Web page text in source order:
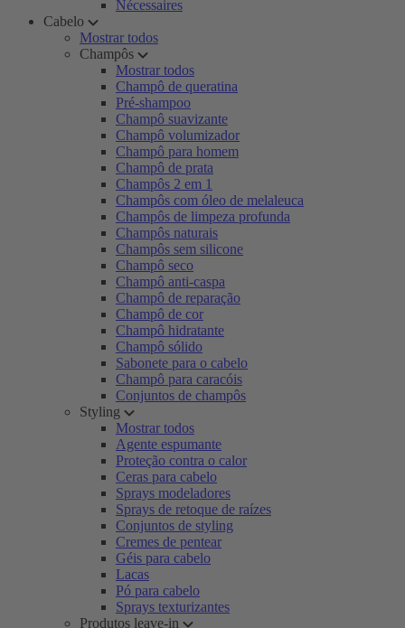
Nécessaires
Cabelo
Mostrar todos
Champôs
Mostrar todos
Champô de queratina
Pré-shampoo
Champô suavizante
Champô volumizador
Champô para homem
Champô de prata
Champôs 2 em 1
Champôs com óleo de melaleuca
Champôs de limpeza profunda
Champôs naturais
Champôs sem silicone
Champô seco
Champô anti-caspa
Champô de reparação
Champô de cor
Champô hidratante
Champô sólido
Sabonete para o cabelo
Champô para caracóis
Conjuntos de champôs
Styling
Mostrar todos
Agente espumante
Proteção contra o calor
Ceras para cabelo
Sprays modeladores
Sprays de retoque de raízes
Conjuntos de styling
Cremes de pentear
Géis para cabelo
Lacas
Pó para cabelo
Sprays texturizantes
Produtos leave-in